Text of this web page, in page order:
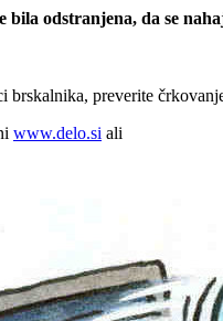
odstranjena, da se
brskalnika, preverite
www.delo.si ali